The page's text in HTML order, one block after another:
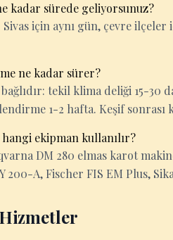
kadar sürede geliyorsunuz?
Sivas için aynı gün, çevre ilçeler
ne kadar sürer?
tekil klima deliği 15-30
1-2 hafta. Keşif sonrası
ekipman kullanılır?
DM 280 elmas karot
200-A, Fischer FIS EM Plus,